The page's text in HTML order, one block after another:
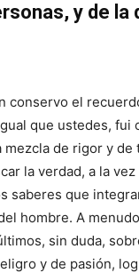
y de la
conservo el
que ustedes, fui
de rigor y
la verdad, a la
saberes que
hombre. A
sin duda,
y de pasión,